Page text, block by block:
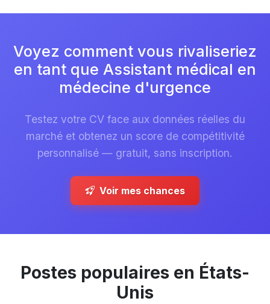
Voyez comment vous rivaliseriez
en tant que Assistant médical en
médecine d'urgence
Testez votre CV face aux données réelles du
marché et obtenez un score de compétitivité
personnalisé — gratuit, sans inscription.
Voir mes chances
Postes populaires en États-
Unis